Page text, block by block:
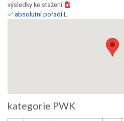
výsledky ke stažení:
absolutní pořadíL
kategorie PWK